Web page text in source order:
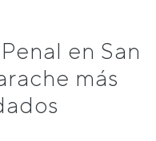
en San
más